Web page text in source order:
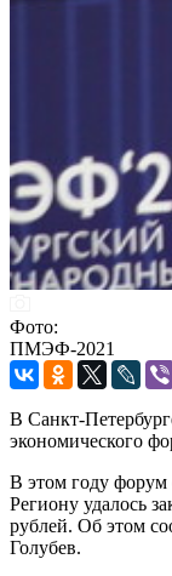
Фото:
ПМЭФ-2021
В Санкт-
экономического
В этом году форум
Региону удалось
рублей. Об этом
Голубев.